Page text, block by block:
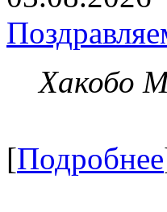
Хакобо
[Подробнее